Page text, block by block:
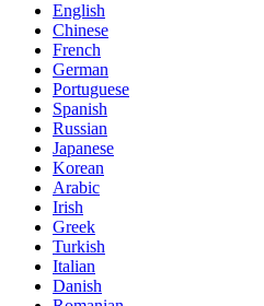
English
Chinese
French
German
Portuguese
Spanish
Russian
Japanese
Korean
Arabic
Irish
Greek
Turkish
Italian
Danish